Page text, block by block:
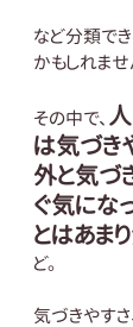
など分類でき
かもしれませ
その中で、
は気づき
外と気づ
ぐ気にな
とはあま
ど。
気づきやすさ